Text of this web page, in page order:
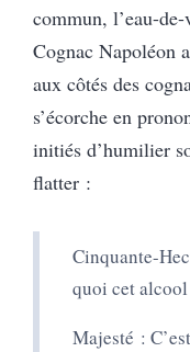
commun, l’eau-
Cognac Napoléon
aux côtés des
s’écorche en
initiés d’humilier
flatter :
Cinquante-
quoi cet
Majesté :